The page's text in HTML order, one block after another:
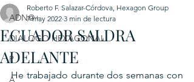
ADN@+
DIALOGO HEXAGONAL
P
A
ECUADOR SALDRA
ADELANTE
Roberto F. Salazar-Córdova, Hexagon Group
7 may 2022 3 min de lectura
He trabajado durante dos semanas con